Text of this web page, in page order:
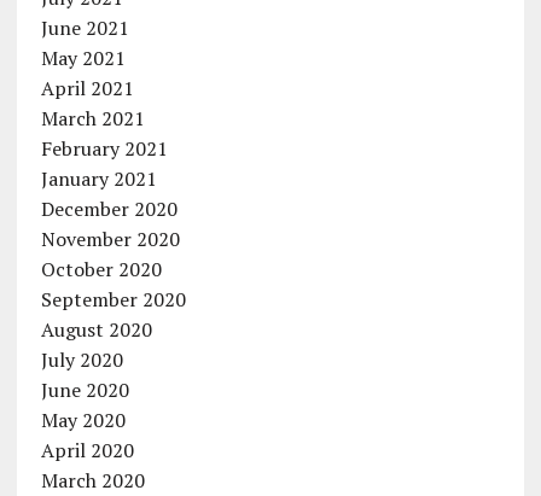
June 2021
May 2021
April 2021
March 2021
February 2021
January 2021
December 2020
November 2020
October 2020
September 2020
August 2020
July 2020
June 2020
May 2020
April 2020
March 2020